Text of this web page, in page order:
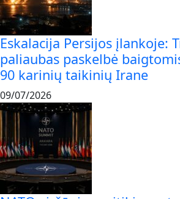
Eskalacija Persijos įlankoje:
paliaubas paskelbė
90 karinių taikinių Irane
09/07/2026